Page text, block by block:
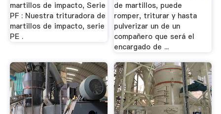
martillos de impacto, Serie
PF : Nuestra trituradora de
martillos de impacto, serie
PE .
de martillos, puede
romper, triturar y hasta
pulverizar un de un
compañero que será el
encargado de ...